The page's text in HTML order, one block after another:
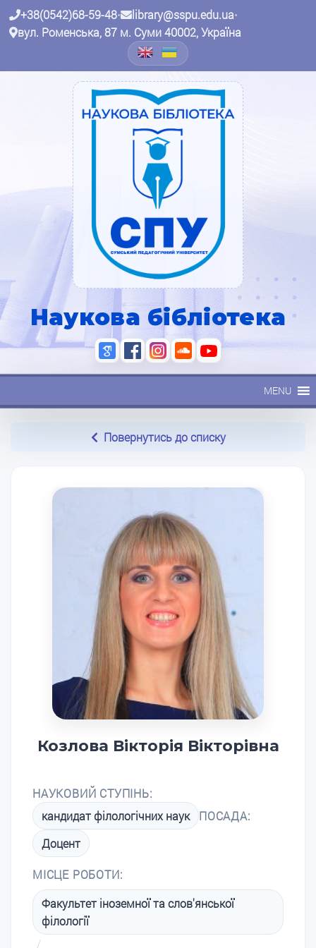
+38(0542)68-59-48• library@sspu.edu.ua•
вул. Роменська, 87 м. Суми 40002, Україна
Наукова бібліотека
MENU
Повернутись до списку
Козлова Вікторія Вікторівна
НАУКОВИЙ СТУПІНЬ:
кандидат філологічних наук
ПОСАДА:
Доцент
МІСЦЕ РОБОТИ:
Факультет іноземної та слов'янської
філології
/